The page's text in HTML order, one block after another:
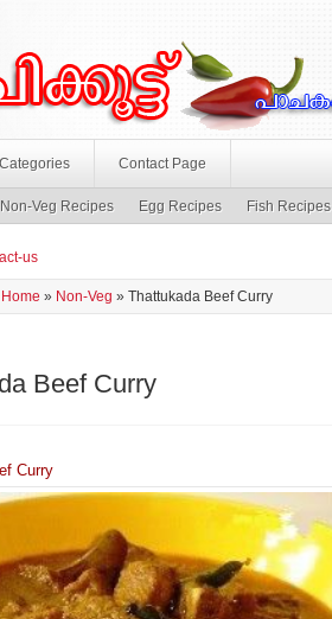
Categories Contact Page
Non-Veg Recipes Egg Recipes Fish Recipes
us
Home » Non-Veg » Thattukada Beef Curry
Beef Curry
Curry